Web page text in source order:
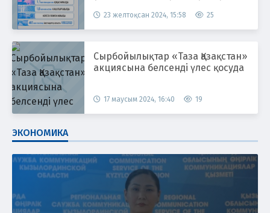
23 желтоқсан 2024, 15:58 25
Сырбойылықтар «Таза Қазақстан»
акциясына белсенді үлес қосуда
17 маусым 2024, 16:40 19
ЭКОНОМИКА